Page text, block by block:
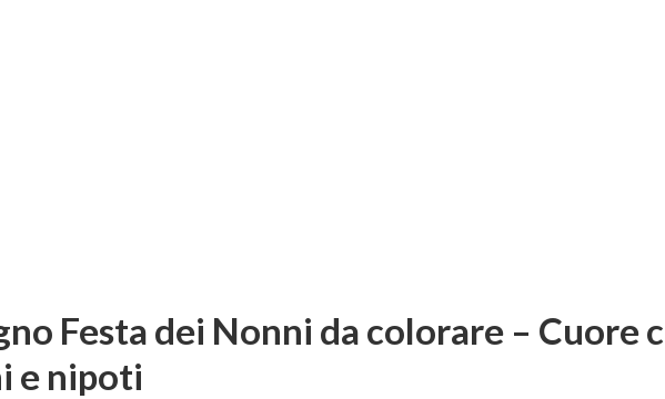
Festa dei Nonni da colorare – Cuore
e nipoti